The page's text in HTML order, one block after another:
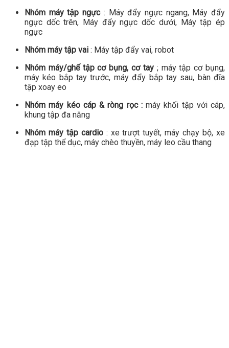
Nhóm máy tập ngực : Máy đẩy ngực ngang, Máy đẩy
ngực dốc trên, Máy đẩy ngực dốc dưới, Máy tập ép
ngực
Nhóm máy tập vai : Máy tập đẩy vai, robot
Nhóm máy/ghế tập cơ bụng, cơ tay ; máy tập cơ bụng,
máy kéo bắp tay trước, máy đẩy bắp tay sau, bàn đĩa
tập xoay eo
Nhóm máy kéo cáp & ròng rọc :máy khối tập với cáp,
khung tập đa năng
Nhóm máy tập cardio : xe trượt tuyết, máy chạy bộ, xe
đạp tập thể dục, máy chèo thuyền, máy leo cầu thang